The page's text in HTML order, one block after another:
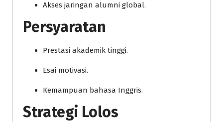
Akses jaringan alumni global.
Persyaratan
Prestasi akademik tinggi.
Esai motivasi.
Kemampuan bahasa Inggris.
Strategi Lolos